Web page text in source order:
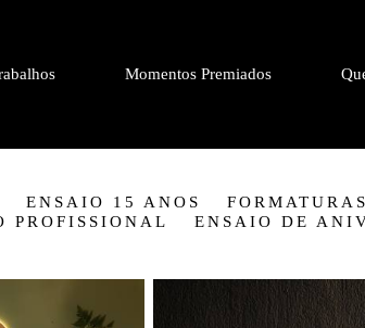
Momentos Premiados
ENSAIO 15 ANOS FORMATURAS
PROFISSIONAL ENSAIO DE